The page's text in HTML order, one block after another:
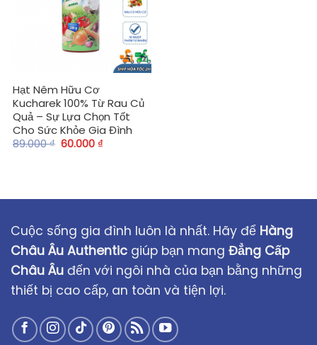
Hạt Nêm Hữu Cơ
Kucharek 100% Từ Rau Củ
Quả – Sự Lựa Chọn Tốt
Cho Sức Khỏe Gia Đình
89.000₫ 60.000 ₫
Cuộc sống gia đình luôn là nhất. Hãy để Hàng
Châu Âu Authentic giúp bạn mang Đẳng Cấp
Châu Âu đến với ngôi nhà của bạn bằng những
thiết bị cao cấp, an toàn và tiện lợi.